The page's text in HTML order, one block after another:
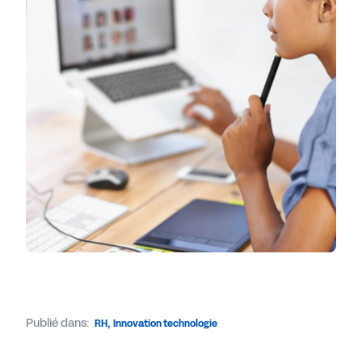
Publié dans: RH, Innovation technologie